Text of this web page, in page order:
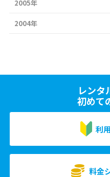
2005年
2004年
レンタ
初めて
利
料金